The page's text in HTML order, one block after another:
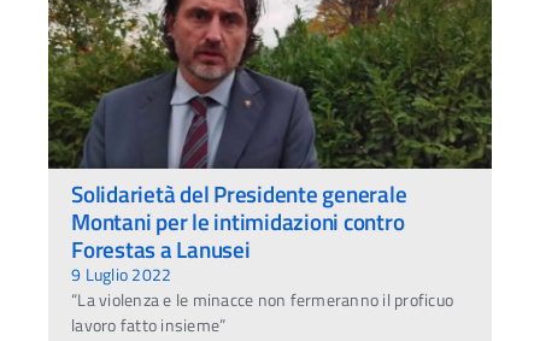
Solidarietà del Presidente generale
Montani per le intimidazioni contro
Forestas a Lanusei
9 Luglio 2022
“La violenza e le minacce non fermeranno il proficuo
lavoro fatto insieme”